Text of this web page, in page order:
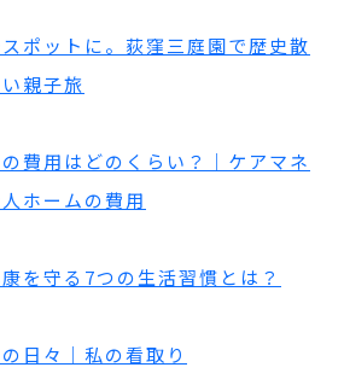
ポットに。荻窪三庭園で歴史散
親子旅
費用はどのくらい？｜ケアマネ
ホームの費用
を守る7つの生活習慣とは？
日々｜私の看取り